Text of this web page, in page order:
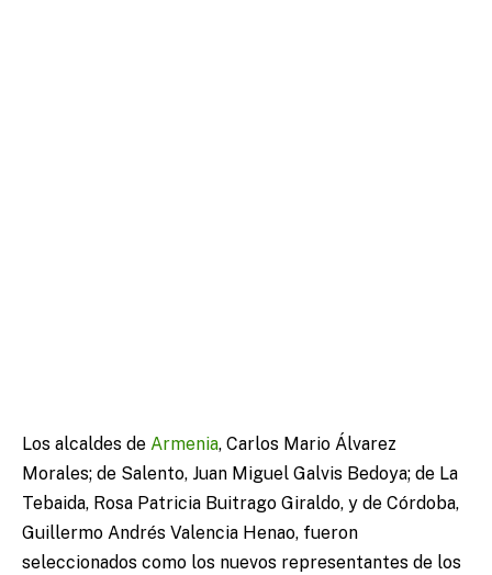
Los alcaldes de Armenia, Carlos Mario Álvarez
Morales; de Salento, Juan Miguel Galvis Bedoya; de La
Tebaida, Rosa Patricia Buitrago Giraldo, y de Córdoba,
Guillermo Andrés Valencia Henao, fueron
seleccionados como los nuevos representantes de los